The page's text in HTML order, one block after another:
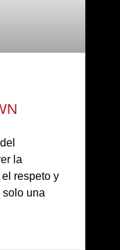
la
respeto y
solo una